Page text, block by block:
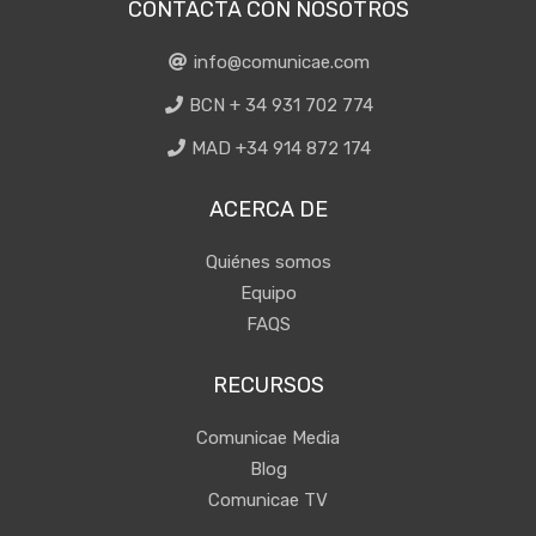
CONTACTA CON NOSOTROS
info@comunicae.com
BCN + 34 931 702 774
MAD +34 914 872 174
ACERCA DE
Quiénes somos
Equipo
FAQS
RECURSOS
Comunicae Media
Blog
Comunicae TV